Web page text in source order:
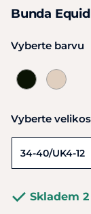
Bunda
Vyberte barvu
Vyberte
34-40/UK4-12
Skladem 2